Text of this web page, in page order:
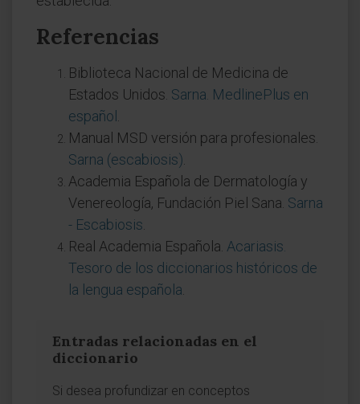
Referencias
Biblioteca Nacional de Medicina de
Estados Unidos. Sarna. MedlinePlus en
español
Manual MSD versión para profesionales.
Sarna (escabiosis)
Academia Española de Dermatología y
Venereología, Fundación Piel Sana. Sarna
- Escabiosis
Real Academia Española. Acariasis.
Tesoro de los diccionarios históricos de
la lengua española
Entradas relacionadas en el
diccionario
Si desea profundizar en conceptos